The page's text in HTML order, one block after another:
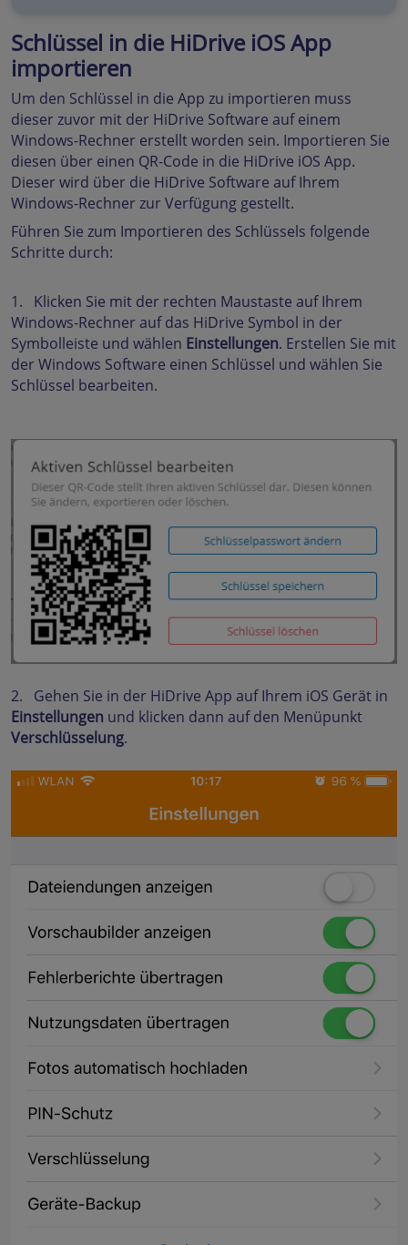
Schlüssel in die HiDrive iOS App
importieren
Um den Schlüssel in die App zu importieren muss
dieser zuvor mit der HiDrive Software auf einem
Windows-Rechner erstellt worden sein. Importieren Sie
diesen über einen QR-Code in die HiDrive iOS App.
Dieser wird über die HiDrive Software auf Ihrem
Windows-Rechner zur Verfügung gestellt.
Führen Sie zum Importieren des Schlüssels folgende
Schritte durch:
1. Klicken Sie mit der rechten Maustaste auf Ihrem
Windows-Rechner auf das HiDrive Symbol in der
Symbolleiste und wählen Einstellungen. Erstellen Sie mit
der Windows Software einen Schlüssel und wählen Sie
Schlüssel bearbeiten.
2. Gehen Sie in der HiDrive App auf Ihrem iOS Gerät in
Einstellungen und klicken dann auf den Menüpunkt
Verschlüsselung.